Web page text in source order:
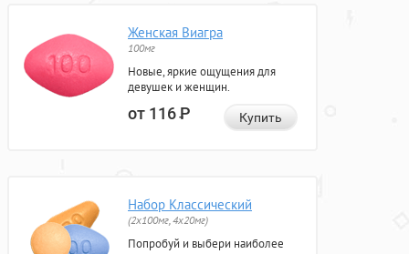
Женская Виагра
100мг
Новые, яркие ощущения для
девушек и женщин.
от 116Р Купить
Набор Классический
(2x100мг, 4x20мг)
Попробуй и выбери наиболее